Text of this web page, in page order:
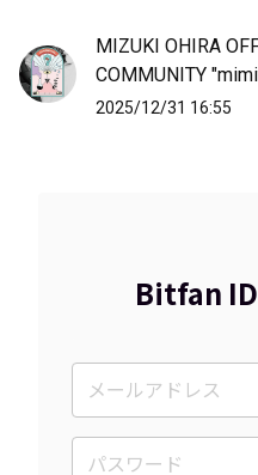
MIZUKI OHIRA
COMMUNITY
2025/12/31 16:55
Bitfan